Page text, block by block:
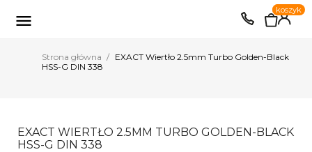
EUR PLN

0
koszyk
Strona główna
EXACT Wiertło 2.5mm Turbo Golden-Black
HSS-G DIN 338
EXACT WIERTŁO 2.5MM TURBO GOLDEN-BLACK
HSS-G DIN 338